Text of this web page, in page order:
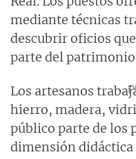
mediante técnicas
descubrir oficios
parte del
Los artesanos
hierro, madera,
público parte de los
dimensión didáctica